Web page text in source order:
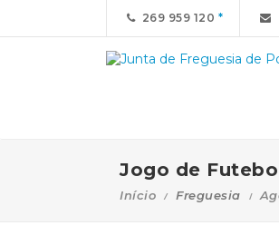
269 959 120
Jogo de
Início Freguesia